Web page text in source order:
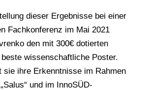
dieser Ergebnisse bei einer
Fachkonferenz im Mai 2021
den mit 300€ dotierten
wissenschaftliche Poster.
sie ihre Erkenntnisse im Rahmen
und im InnoSÜD-